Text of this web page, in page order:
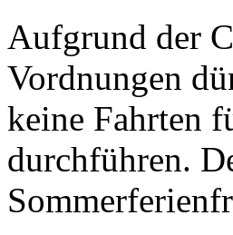
Aufgrund der
Vordnungen
keine Fahrten
durchführen.